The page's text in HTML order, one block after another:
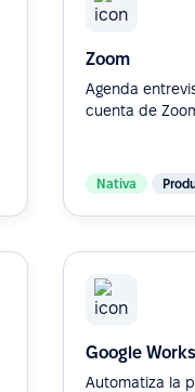
Zoom
Agenda
cuenta de
Nativa
Google
Automatiza la